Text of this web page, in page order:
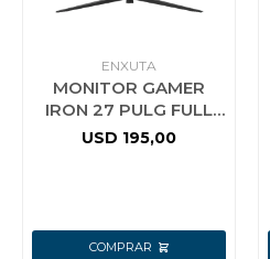
ENXUTA
MONITOR GAMER
IRON 27 PULG FULL
HD CURVO ENXUTA
USD 195,00